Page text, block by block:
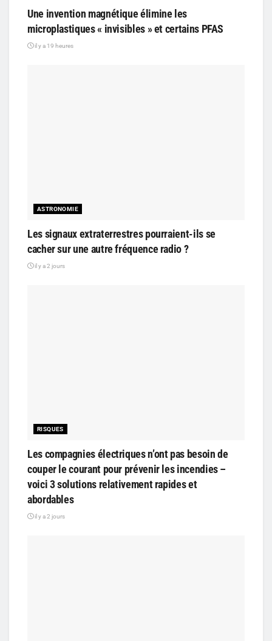
Une invention magnétique élimine les
microplastiques « invisibles » et certains PFAS
il y a 19 heures
ASTRONOMIE
Les signaux extraterrestres pourraient-ils se
cacher sur une autre fréquence radio ?
il y a 2 jours
RISQUES
Les compagnies électriques n’ont pas besoin de
couper le courant pour prévenir les incendies –
voici 3 solutions relativement rapides et
abordables
il y a 2 jours